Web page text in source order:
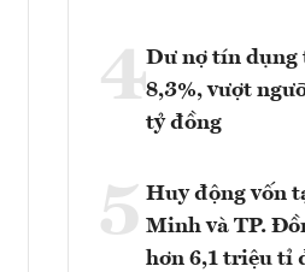
4Dư nợ tín dụng
8,3%, vượt
tỷ đồng
5 Huy động vốn
Minh và TP.
hơn 6,1 triệu tỉ